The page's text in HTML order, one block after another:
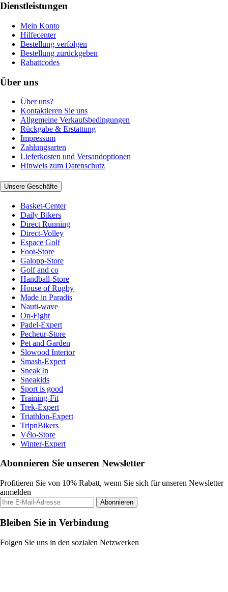
Dienstleistungen
Mein Konto
Hilfecenter
Bestellung verfolgen
Bestellung zurückgeben
Rabattcodes
Über uns
Über uns?
Kontaktieren Sie uns
Allgemeine Verkaufsbedingungen
Rückgabe & Erstattung
Impressum
Zahlungsarten
Lieferkosten und Versandoptionen
Hinweis zum Datenschutz
Unsere Geschäfte
Basket-Center
Daily Bikers
Direct Running
Direct-Volley
Espace Golf
Foot-Store
Galopp-Store
Golf and co
Handball-Store
House of Rugby
Made in Paradis
Nauti-wave
On-Fight
Padel-Expert
Pecheur-Store
Pet and Garden
Slowood Interior
Smash-Expert
Sneak'In
Sneakids
Sport is good
Training-Fit
Trek-Expert
Triathlon-Expert
TripnBikers
Vélo-Store
Winter-Expert
Abonnieren Sie unseren Newsletter
Profitieren Sie von 10% Rabatt, wenn Sie sich für unseren Newsletter
anmelden
Abonnieren
Bleiben Sie in Verbindung
Folgen Sie uns in den sozialen Netzwerken